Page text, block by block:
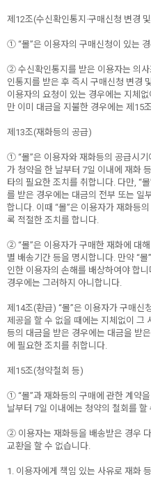
제12조(수신확인통지·구매신청 변경
① “몰”은 이용자의 구매신청이 있는
② 수신확인통지를 받은 이용자는 의
인통지를 받은 후 즉시 구매신청 변경
이용자의 요청이 있는 경우에는 지체
만 이미 대금을 지불한 경우에는 제15
제13조(재화등의 공급)
① “몰”은 이용자와 재화등의 공급시
가 청약을 한 날부터 7일 이내에 재화
타의 필요한 조치를 취합니다. 다만, “
를 받은 경우에는 대금의 전부 또는 일
합니다. 이때 “몰”은 이용자가 재화등
록 적절한 조치를 합니다.
② “몰”은 이용자가 구매한 재화에 대
별 배송기간 등을 명시합니다. 만약 “
인한 이용자의 손해를 배상하여야 합
경우에는 그러하지 아니합니다.
제14조(환급) “몰”은 이용자가 구매신
제공을 할 수 없을 때에는 지체없이 그
등의 대금을 받은 경우에는 대금을 받
에 필요한 조치를 취합니다.
제15조(청약철회 등)
① “몰”과 재화등의 구매에 관한 계약
날부터 7일 이내에는 청약의 철회를 할
② 이용자는 재화등을 배송받은 경우
교환을 할 수 없습니다.
1. 이용자에게 책임 있는 사유로 재화